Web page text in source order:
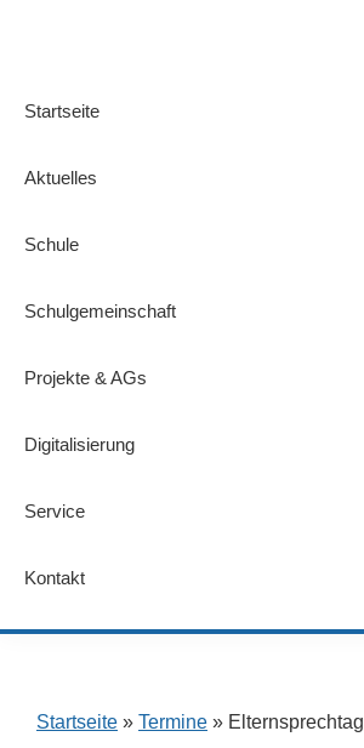
Startseite
Aktuelles
Schule
Schulgemeinschaft
Projekte & AGs
Digitalisierung
Service
Kontakt
Startseite » Termine » Elternsprechtag